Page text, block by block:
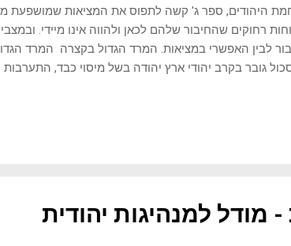
היהודים, ספר ג' קשה לתפוס את המציאות שמושפעת
רחוקים שהחיבור שלהם לכאן ולהווה אינו מיידי.
גובר בקרב יהודי ארץ יהודה בשל מיסוי כבד,
לרומא, ניסה להניע את היהודים מהתדרדרות למרד
מודל למנהיגות יהודית